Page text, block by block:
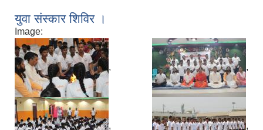
युवा संस्कार शिविर ।
Image:
, ,
, ,